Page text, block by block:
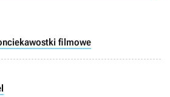
ciekawostki filmowe